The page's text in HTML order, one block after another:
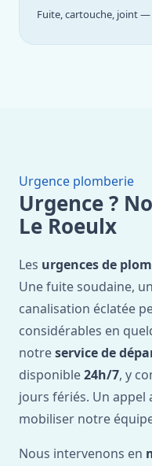
Fuite, cartouche, joint
Urgence plomberie
Urgence ?
Le Roeulx
Les urgences de
Une fuite soudaine,
canalisation éclatée
considérables en
notreservice de
disponible24h/7, y
jours fériés. Un appel
mobiliser notre
Nous intervenons en